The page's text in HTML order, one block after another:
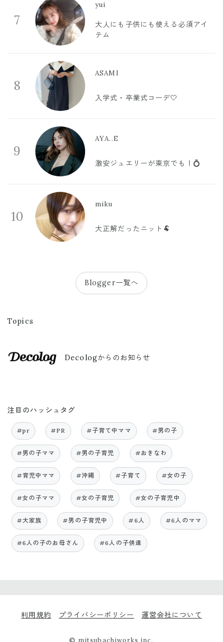
7
yui
大人にも子供にも使える必須アイ
テム
8
ASAMI
入学式・卒業式コーデ🤍
9
AYA..E
激安ジュエリーが東京でも！💍
10
miku
大正解だったニット🐏
Blogger一覧へ
Topics
Decologからのお知らせ
注目のハッシュタグ
#pr #PR #子育て中ママ #男の子
#男の子ママ #男の子育児 #おきなわ
#育児中ママ #沖縄 #子育て #女の子
#女の子ママ #女の子育児 #女の子育児中
#大家族 #男の子育児中 #6人 #6人のママ
#6人の子のお母さん #6人の子供達
利用規約 プライバシーポリシー 運営会社について
© mitsubachiworks inc.